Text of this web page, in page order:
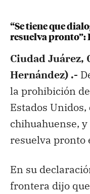
“Se tiene que
resuelva pronto”:
Ciudad Juárez,
Hernández) .-
la prohibición
Estados
chihuahuense,
resuelva pronto
En su
frontera dijo